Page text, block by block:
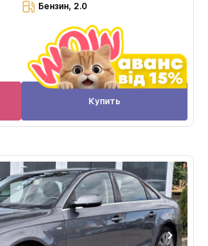
Бензин, 2.0
Купить